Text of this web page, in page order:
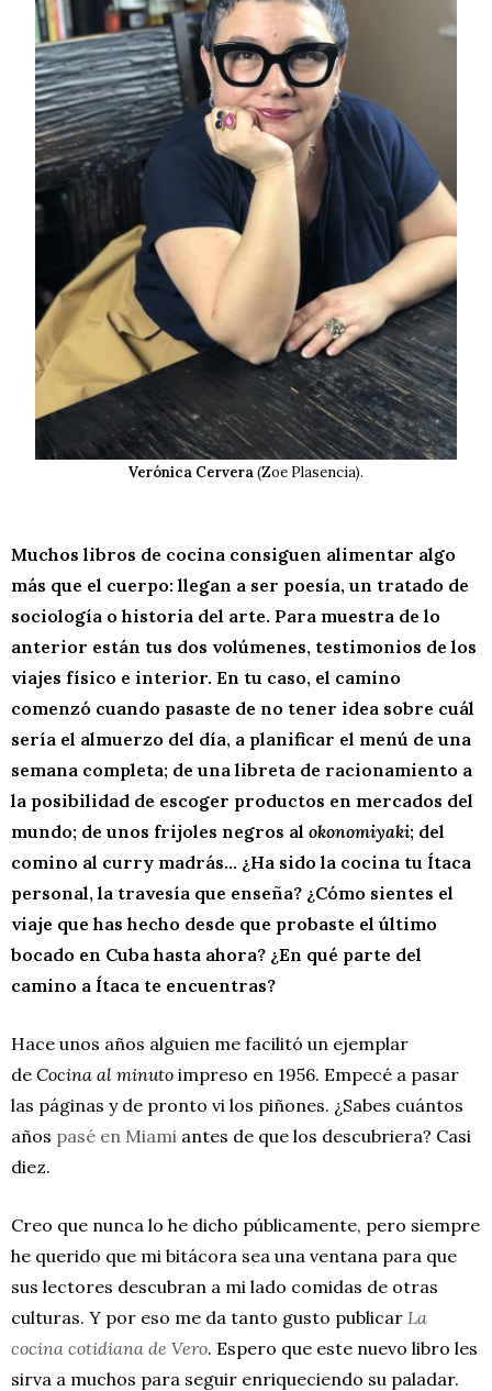
Verónica Cervera(Zoe Plasencia).
Muchos libros de cocina consiguen alimentar algo
más que el cuerpo: llegan a ser poesía, un tratado de
sociología o historia del arte. Para muestra de lo
anterior están tus dos volúmenes, testimonios de los
viajes físico e interior. En tu caso, el camino
comenzó cuando pasaste de no tener idea sobre cuál
sería el almuerzo del día, a planificar el menú de una
semana completa; de una libreta de racionamiento a
la posibilidad de escoger productos en mercados del
mundo; de unos frijoles negros al okonomiyaki; del
comino al curry madrás… ¿Ha sido la cocina tu Ítaca
personal, la travesía que enseña? ¿Cómo sientes el
viaje que has hecho desde que probaste el último
bocado en Cuba hasta ahora? ¿En qué parte del
camino a Ítaca te encuentras?
Hace unos años alguien me facilitó un ejemplar
de Cocina al minuto impreso en 1956. Empecé a pasar
las páginas y de pronto vi los piñones. ¿Sabes cuántos
años pasé en Miami antes de que los descubriera? Casi
diez.
Creo que nunca lo he dicho públicamente, pero siempre
he querido que mi bitácora sea una ventana para que
sus lectores descubran a mi lado comidas de otras
culturas. Y por eso me da tanto gusto publicar La
cocina cotidiana de Vero. Espero que este nuevo libro les
sirva a muchos para seguir enriqueciendo su paladar.